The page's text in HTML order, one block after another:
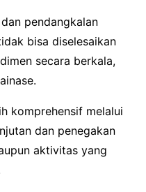
pendangkalan
bisa diselesaikan
secara berkala,
komprehensif melalui
dan penegakan
aktivitas yang